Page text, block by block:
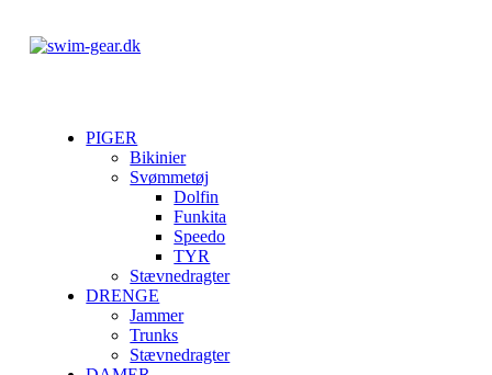
PIGER
Bikinier
Svømmetøj
Dolfin
Funkita
Speedo
TYR
Stævnedragter
DRENGE
Jammer
Trunks
Stævnedragter